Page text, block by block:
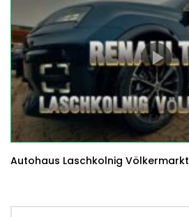
Autohaus Laschkolnig Völkermarkt